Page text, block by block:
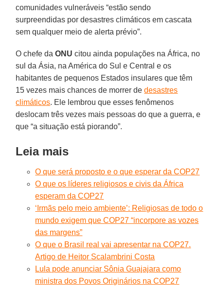
comunidades vulneráveis “​​estão sendo
surpreendidas por desastres climáticos em cascata
sem qualquer meio de alerta prévio”.
O chefe daONU citou ainda populações na África, no
sul da Ásia, na América do Sul e Central e os
habitantes de pequenos Estados insulares que têm
15 vezes mais chances de morrer dedesastres
climáticos. Ele lembrou que esses fenômenos
deslocam três vezes mais pessoas do que a guerra, e
que “a situação está piorando”.
Leia mais
O que será proposto e o que esperar da COP27
O que os líderes religiosos e civis da África
esperam da COP27
‘Irmãs pelo meio ambiente’: Religiosas de todo o
mundo exigem que COP27 “incorpore as vozes
das margens”
O que o Brasil real vai apresentar na COP27.
Artigo de Heitor Scalambrini Costa
Lula pode anunciar Sônia Guajajara como
ministra dos Povos Originários na COP27